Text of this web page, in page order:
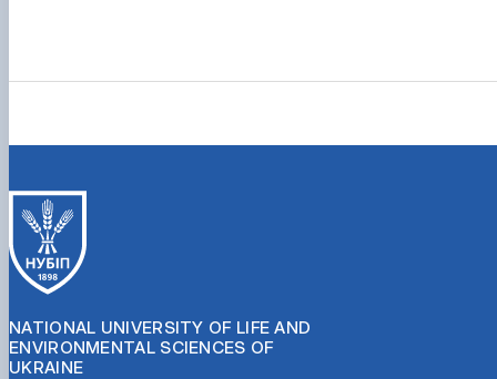
NATIONAL UNIVERSITY OF LIFE AND
ENVIRONMENTAL SCIENCES OF
UKRAINE